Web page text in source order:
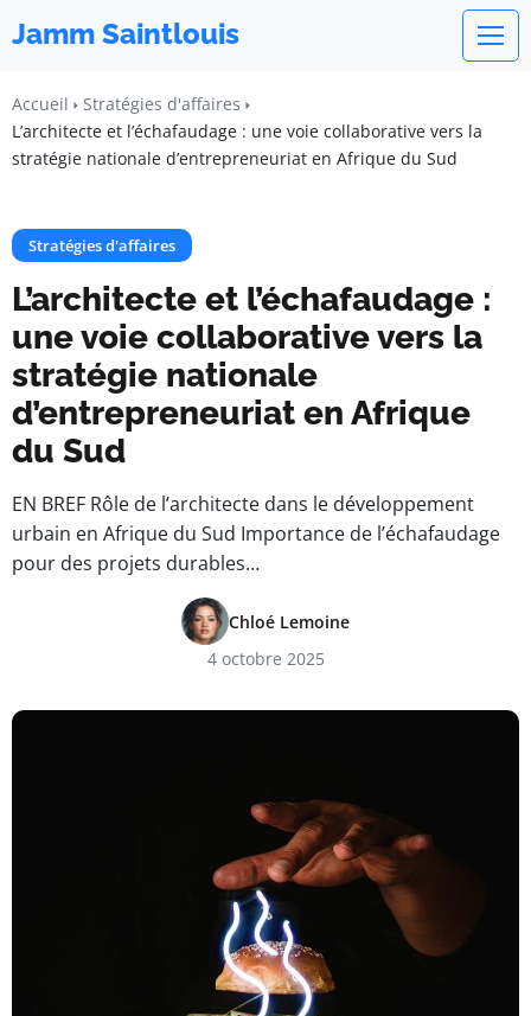
Jamm Saintlouis
Accueil
Stratégies d'affaires
L’architecte et l’échafaudage : une voie collaborative vers la
stratégie nationale d’entrepreneuriat en Afrique du Sud
Stratégies d'affaires
L’architecte et l’échafaudage :
une voie collaborative vers la
stratégie nationale
d’entrepreneuriat en Afrique
du Sud
EN BREF Rôle de l’architecte dans le développement
urbain en Afrique du Sud Importance de l’échafaudage
pour des projets durables…
Chloé Lemoine
4 octobre 2025